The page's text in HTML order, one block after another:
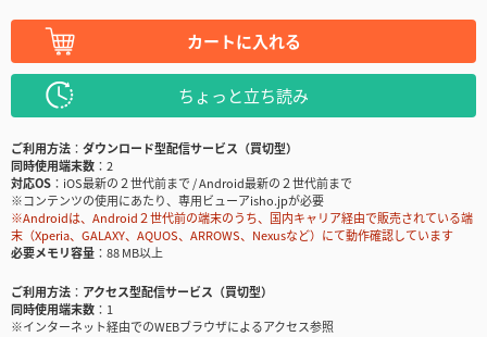
カートに入れる
ちょっと立ち読み
ご利用方法
ダウンロード型配信サービス（買切型）
同時使用端末数
2
対応OS
iOS最新の２世代前まで / Android最新の２世代前まで
※コンテンツの使用にあたり、専用ビューアisho.jpが必要
※Androidは、Android２世代前の端末のうち、国内キャリア経由で販売されている端
末（Xperia、GALAXY、AQUOS、ARROWS、Nexusなど）にて動作確認しています
必要メモリ容量
88 MB以上
ご利用方法
アクセス型配信サービス（買切型）
同時使用端末数
1
※インターネット経由でのWEBブラウザによるアクセス参照